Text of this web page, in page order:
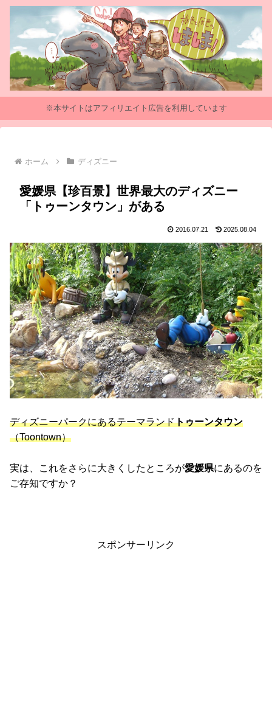
※本サイトはアフィリエイト広告を利用しています
ホーム ディズニー
愛媛県【珍百景】世界最大のディズニー
「トゥーンタウン」がある
2016.07.21 2025.08.04
ディズニーパークにあるテーマランドトゥーンタウン
（Toontown）
実は、これをさらに大きくしたところが愛媛県にあるのを
ご存知ですか？
スポンサーリンク